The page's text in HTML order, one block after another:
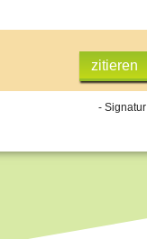
zitieren
-